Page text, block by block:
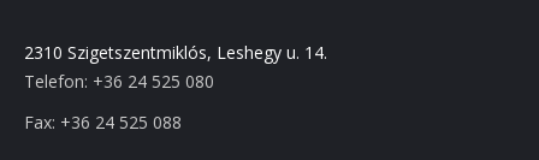
2310 Szigetszentmiklós, Leshegy u. 14.
Telefon: +36 24 525 080
Fax: +36 24 525 088